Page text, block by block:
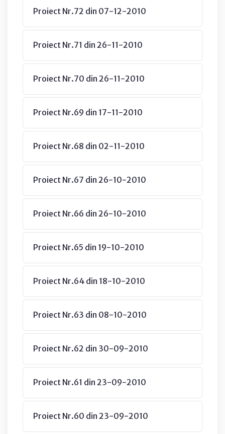
Proiect Nr.72 din 07-12-2010
Proiect Nr.71 din 26-11-2010
Proiect Nr.70 din 26-11-2010
Proiect Nr.69 din 17-11-2010
Proiect Nr.68 din 02-11-2010
Proiect Nr.67 din 26-10-2010
Proiect Nr.66 din 26-10-2010
Proiect Nr.65 din 19-10-2010
Proiect Nr.64 din 18-10-2010
Proiect Nr.63 din 08-10-2010
Proiect Nr.62 din 30-09-2010
Proiect Nr.61 din 23-09-2010
Proiect Nr.60 din 23-09-2010